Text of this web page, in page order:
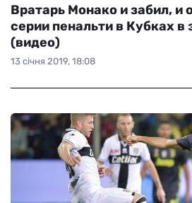
13 січня 2019, 18:08
Вратарь Монако и забил, и
серии пенальти в Кубках в
(видео)